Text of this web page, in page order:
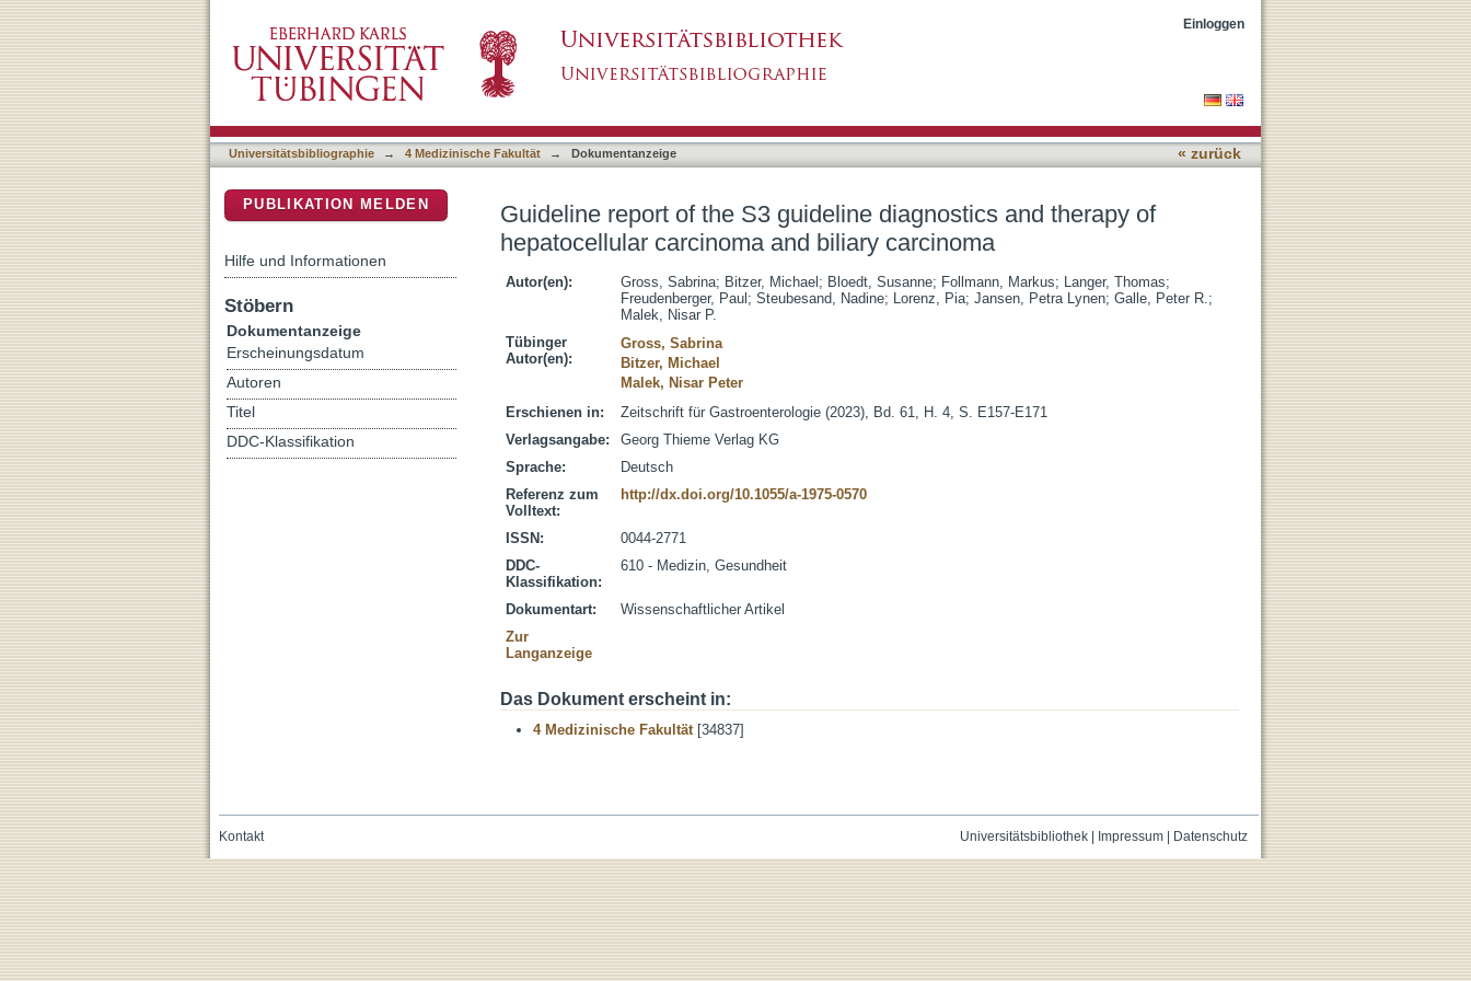
Guideline report of the S3 guideline diagnostics and therapy of hepatocellular carcinoma and
biliary carcinoma
Einloggen
Universitätsbibliographie → 4 Medizinische Fakultät → Dokumentanzeige « zurück
Guideline report of the S3 guideline diagnostics and therapy of
hepatocellular carcinoma and biliary carcinoma
Autor(en): Gross, Sabrina; Bitzer, Michael ; Bloedt, Susanne; Follmann, Markus; Langer, Thomas;
Freudenberger, Paul ; Steubesand, Nadine; Lorenz, Pia; Jansen, Petra Lynen; Galle, Peter R.;
Malek, Nisar P.
Tübinger
Autor(en):
Gross, Sabrina
Bitzer, Michael
Malek, Nisar Peter
Erschienen in:
Zeitschrift für Gastroenterologie (2023), Bd. 61, H. 4, S. E157-E171
Verlagsangabe:
Georg Thieme Verlag KG
Sprache:
Deutsch
Referenz zum
Volltext:
http://dx.doi.org/10.1055/a-1975-0570
ISSN:
0044-2771
DDC-
Klassifikation:
610 - Medizin, Gesundheit
Dokumentart:
Wissenschaftlicher Artikel
Zur
Langanzeige
Das Dokument erscheint in:
4 Medizinische Fakultät[34837]
PUBLIKATION MELDEN
Hilfe und Informationen
Stöbern
Dokumentanzeige
Erscheinungsdatum
Autoren
Titel
DDC-Klassifikation
Universitätsbibliothek| Impressum| Datenschutz
Kontakt